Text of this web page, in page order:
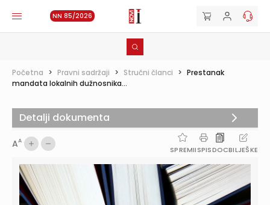
NN 85/2026
Početna > Pravni sadržaji > Stručni članci > Prestanak
mandata lokalnih dužnosnika...
AA
SPREMIISPISDOCBILJEŠKE
Detalji dokumenta